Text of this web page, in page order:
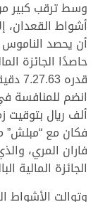
وسط ترقب كبير
أشواط القعدان،
أن يحصد
فكان مع “مبلش”
الجائزة المالية البالغة 20